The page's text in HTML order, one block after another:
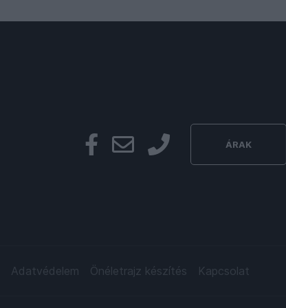
ÁRAK
Adatvédelem Önéletrajz készítés Kapcsolat